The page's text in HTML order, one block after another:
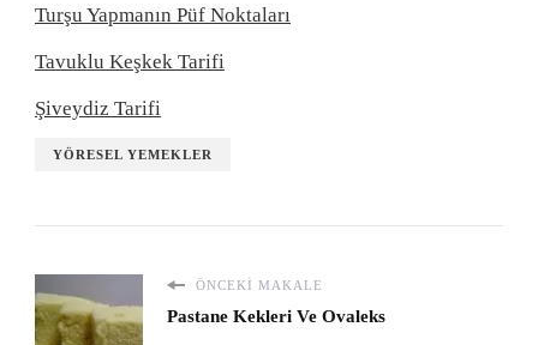
Turşu Yapmanın Püf Noktaları
Tavuklu Keşkek Tarifi
Şiveydiz Tarifi
YÖRESEL YEMEKLER
ÖNCEKI MAKALE
Pastane Kekleri Ve Ovaleks